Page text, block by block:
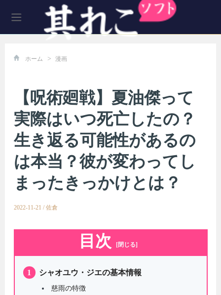
ホーム > 漫画
【呪術廻戦】夏油傑って
実際はいつ死亡したの？
生き返る可能性があるの
は本当？彼が変わってし
まったきっかけとは？
2022-11-21 / 佐倉
目次 [閉じる]
1 シャオユウ・ジエの基本情報
慈雨の特徴